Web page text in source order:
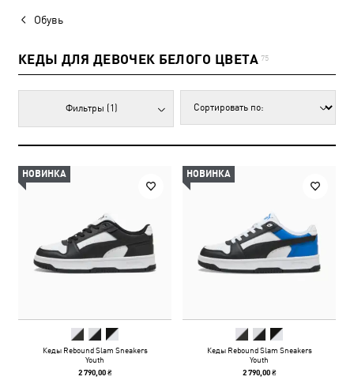
Обувь
КЕДЫ ДЛЯ ДЕВОЧЕК БЕЛОГО ЦВЕТА 75
Фильтры (1)
НОВИНКА
Кеды Rebound Slam Sneakers
Youth
2 790,00 ₴
НОВИНКА
Кеды Rebound Slam Sneakers
Youth
2 790,00 ₴